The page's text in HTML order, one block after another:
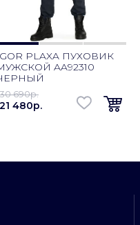
PLAXA ПУХОВИК
AA92310
30 690p.
21 480p.